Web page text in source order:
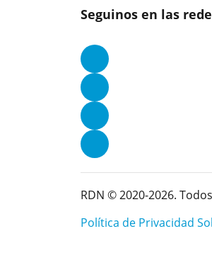
Seguinos en las
RDN © 2020-2026.
Política de Privacidad